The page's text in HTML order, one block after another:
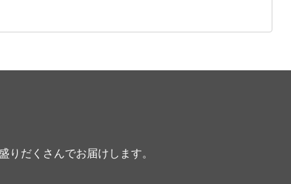
りだくさんでお届けします。